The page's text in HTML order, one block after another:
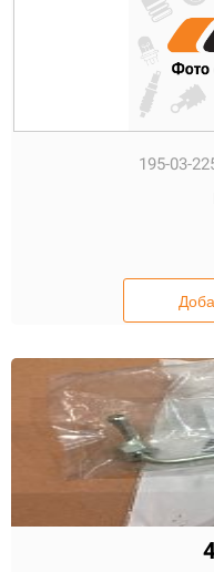
195-03-